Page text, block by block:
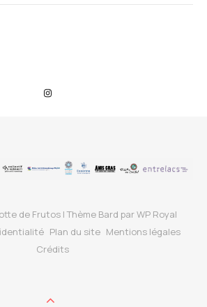
de Frutos |Thème Bard parWP Royal
Plan du site Mentions légales
Crédits